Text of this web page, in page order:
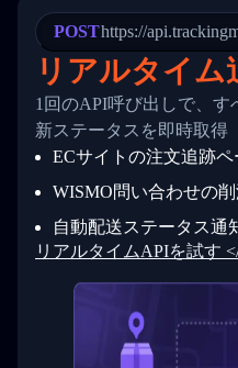
22
23
24
25
26
27
28
29
30
31
33
34
          },
          {
          }
        ]
      }
  }
}
POSThttps://
リアルタイム
1回のAPI呼び出しで、
新ステータスを即時取得
ECサイトの注文追跡ペ
WISMO問い合わせの
自動配送ステータス通
リアルタイムAPIを試す